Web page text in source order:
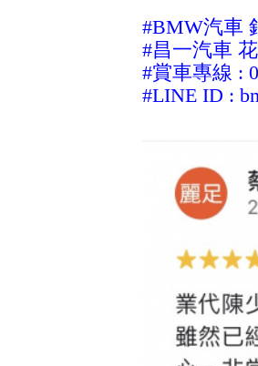
#BMW汽車
#昌一汽車
#賞車專線 :
#LINE ID :